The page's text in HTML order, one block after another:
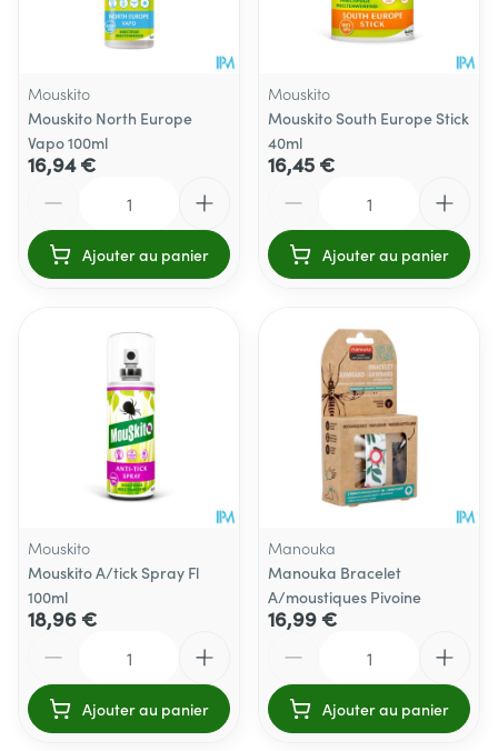
Mouskito
Mouskito North Europe
Vapo 100ml
16,94 €
Ajouter au panier
Mouskito
Mouskito South Europe Stick
40ml
16,45 €
Ajouter au panier
Mouskito
Mouskito A/tick Spray Fl
100ml
18,96 €
Ajouter au panier
Manouka
Manouka Bracelet
A/moustiques Pivoine
16,99 €
Ajouter au panier